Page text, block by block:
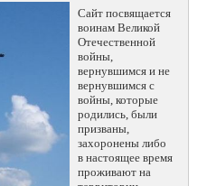
Сайт посвящается
воинам Великой
Отечественной
войны,
вернувшимся и не
вернувшимся с
войны, которые
родились, были
призваны,
захоронены либо
в настоящее время
проживают на